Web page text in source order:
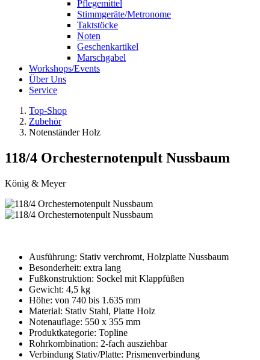
Pflegemittel
Stimmgeräte/Metronome
Taktstöcke
Noten
Geschenkartikel
Marschgabel
Workshops/Events
Über Uns
Service
Top-Shop
Zubehör
Notenständer Holz
118/4 Orchesternotenpult Nussbaum
König & Meyer
Ausführung: Stativ verchromt, Holzplatte Nussbaum
Besonderheit: extra lang
Fußkonstruktion: Sockel mit Klappfüßen
Gewicht: 4,5 kg
Höhe: von 740 bis 1.635 mm
Material: Stativ Stahl, Platte Holz
Notenauflage: 550 x 355 mm
Produktkategorie: Topline
Rohrkombination: 2-fach ausziehbar
Verbindung Stativ/Platte: Prismenverbindung